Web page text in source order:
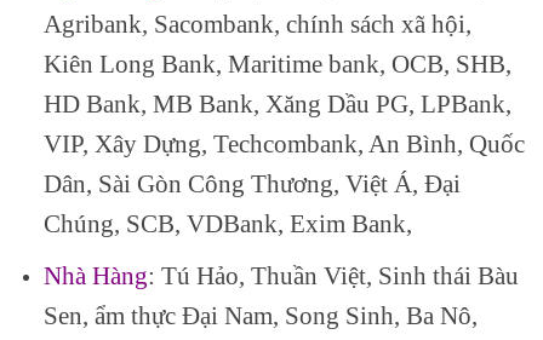
Agribank, Sacombank, chính sách xã hội,
Kiên Long Bank, Maritime bank, OCB, SHB,
HD Bank, MB Bank, Xăng Dầu PG, LPBank,
VIP, Xây Dựng, Techcombank, An Bình, Quốc
Dân, Sài Gòn Công Thương, Việt Á, Đại
Chúng, SCB, VDBank, Exim Bank,
Nhà Hàng: Tú Hảo, Thuần Việt, Sinh thái Bàu
Sen, ẩm thực Đại Nam, Song Sinh, Ba Nô,